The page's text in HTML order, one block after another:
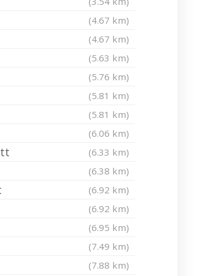
(4.67 km)
(4.67 km)
(5.63 km)
(5.76 km)
(5.81 km)
(5.81 km)
(6.06 km)
(6.33 km)
(6.38 km)
(6.92 km)
(6.92 km)
(6.95 km)
(7.49 km)
(7.88 km)